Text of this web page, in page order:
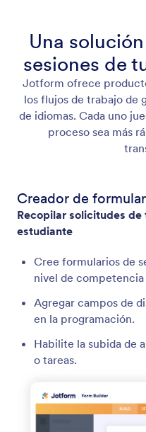
Una
sesiones de
Jotform ofrece
los flujos de trabajo de
de idiomas. Cada uno
proceso sea más
Creador de
Recopilar solicitudes
estudiante
Cree formularios de
nivel de
Agregar campos de
en la programación.
Habilite la subida de
o tareas.